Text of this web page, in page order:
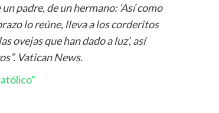
padre, de un hermano: ‘Así como
lo reúne, lleva a los corderitos
ovejas que han dado a luz’, así
Vatican News.